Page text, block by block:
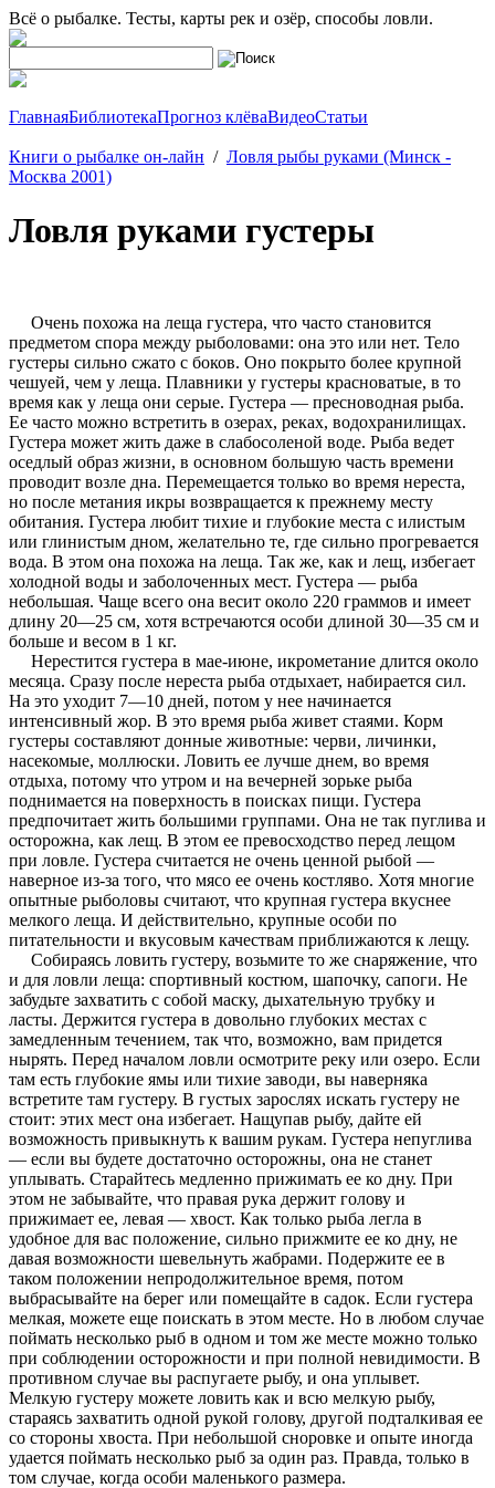
Всё о рыбалке. Тесты, карты рек и озёр, способы ловли.
ГлавнаяБиблиотекаПрогноз клёваВидеоСтатьи
Книги о рыбалке он-лайн / Ловля рыбы руками (Минск -
Москва 2001)
Ловля руками густеры
Очень похожа на леща густера, что часто становится
предметом спора между рыболовами: она это или нет. Тело
густеры сильно сжато с боков. Оно покрыто более крупной
чешуей, чем у леща. Плавники у густеры красноватые, в то
время как у леща они серые. Густера — пресноводная рыба.
Ее часто можно встретить в озерах, реках, водохранилищах.
Густера может жить даже в слабосоленой воде. Рыба ведет
оседлый образ жизни, в основном большую часть времени
проводит возле дна. Перемещается только во время нереста,
но после метания икры возвращается к прежнему месту
обитания. Густера любит тихие и глубокие места с илистым
или глинистым дном, желательно те, где сильно прогревается
вода. В этом она похожа на леща. Так же, как и лещ, избегает
холодной воды и заболоченных мест. Густера — рыба
небольшая. Чаще всего она весит около 220 граммов и имеет
длину 20—25 см, хотя встречаются особи длиной 30—35 см и
больше и весом в 1 кг.
Нерестится густера в мае-июне, икрометание длится около
месяца. Сразу после нереста рыба отдыхает, набирается сил.
На это уходит 7—10 дней, потом у нее начинается
интенсивный жор. В это время рыба живет стаями. Корм
густеры составляют донные животные: черви, личинки,
насекомые, моллюски. Ловить ее лучше днем, во время
отдыха, потому что утром и на вечерней зорьке рыба
поднимается на поверхность в поисках пищи. Густера
предпочитает жить большими группами. Она не так пуглива и
осторожна, как лещ. В этом ее превосходство перед лещом
при ловле. Густера считается не очень ценной рыбой —
наверное из-за того, что мясо ее очень костляво. Хотя многие
опытные рыболовы считают, что крупная густера вкуснее
мелкого леща. И действительно, крупные особи по
питательности и вкусовым качествам приближаются к лещу.
Собираясь ловить густеру, возьмите то же снаряжение, что
и для ловли леща: спортивный костюм, шапочку, сапоги. Не
забудьте захватить с собой маску, дыхательную трубку и
ласты. Держится густера в довольно глубоких местах с
замедленным течением, так что, возможно, вам придется
нырять. Перед началом ловли осмотрите реку или озеро. Если
там есть глубокие ямы или тихие заводи, вы наверняка
встретите там густеру. В густых зарослях искать густеру не
стоит: этих мест она избегает. Нащупав рыбу, дайте ей
возможность привыкнуть к вашим рукам. Густера непуглива
— если вы будете достаточно осторожны, она не станет
уплывать. Старайтесь медленно прижимать ее ко дну. При
этом не забывайте, что правая рука держит голову и
прижимает ее, левая — хвост. Как только рыба легла в
удобное для вас положение, сильно прижмите ее ко дну, не
давая возможности шевельнуть жабрами. Подержите ее в
таком положении непродолжительное время, потом
выбрасывайте на берег или помещайте в садок. Если густера
мелкая, можете еще поискать в этом месте. Но в любом случае
поймать несколько рыб в одном и том же месте можно только
при соблюдении осторожности и при полной невидимости. В
противном случае вы распугаете рыбу, и она уплывет.
Мелкую густеру можете ловить как и всю мелкую рыбу,
стараясь захватить одной рукой голову, другой подталкивая ее
со стороны хвоста. При небольшой сноровке и опыте иногда
удается поймать несколько рыб за один раз. Правда, только в
том случае, когда особи маленького размера.